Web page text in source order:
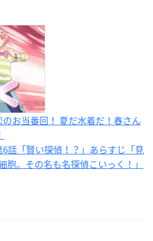
お当番回！ 夏だ水着だ！春さん
話「賢い探偵！？」あらすじ「見
胞。その名も名探偵こいっく！」